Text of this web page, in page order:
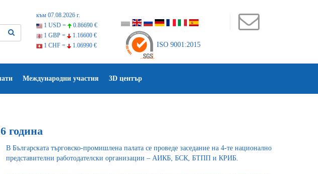
към 07.08.2026 г.
1 USD =
0.86690 €
1 GBP =
1.16600 €
1 CHF =
1.06990 € ISO 9001:2015
Международни участия 3D център
година
В Българската търговско-промишлена палата се проведе заседание на 4-те национално
представителни работодателски организации – АИКБ, БСК, БТПП и КРИБ.